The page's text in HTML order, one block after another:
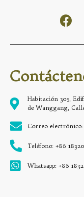
Habitación 305,
de Wanggang,
Correo
Teléfono: +86
Whatsapp: +86